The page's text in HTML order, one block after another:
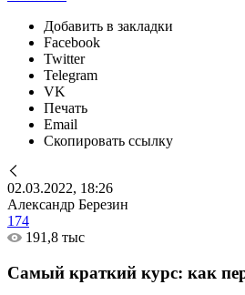
Добавить в закладки
Facebook
Twitter
Telegram
VK
Печать
Email
Скопировать ссылку
02.03.2022, 18:26
Александр Березин
174
191,8 тыс
Самый краткий курс: как